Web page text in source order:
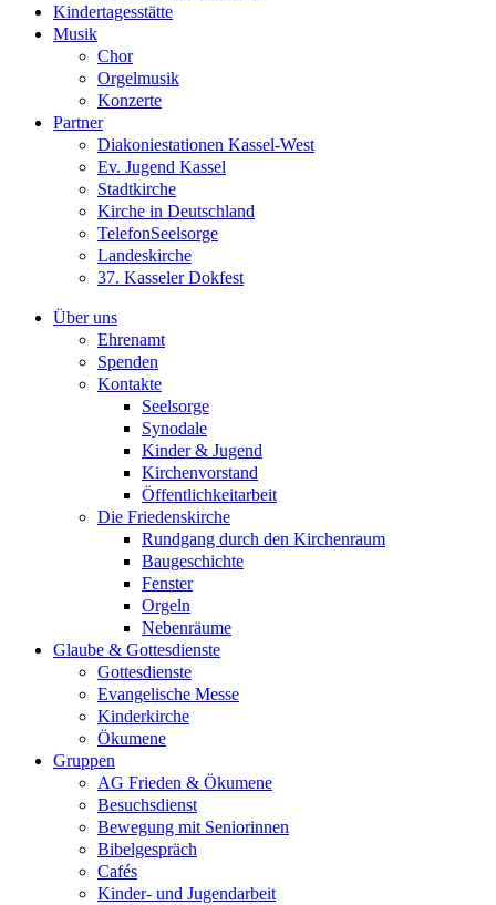
Kindertagesstätte
Musik
Chor
Orgelmusik
Konzerte
Partner
Diakoniestationen Kassel-West
Ev. Jugend Kassel
Stadtkirche
Kirche in Deutschland
TelefonSeelsorge
Landeskirche
37. Kasseler Dokfest
Über uns
Ehrenamt
Spenden
Kontakte
Seelsorge
Synodale
Kinder & Jugend
Kirchenvorstand
Öffentlichkeitarbeit
Die Friedenskirche
Rundgang durch den Kirchenraum
Baugeschichte
Fenster
Orgeln
Nebenräume
Glaube & Gottesdienste
Gottesdienste
Evangelische Messe
Kinderkirche
Ökumene
Gruppen
AG Frieden & Ökumene
Besuchsdienst
Bewegung mit Seniorinnen
Bibelgespräch
Cafés
Kinder- und Jugendarbeit